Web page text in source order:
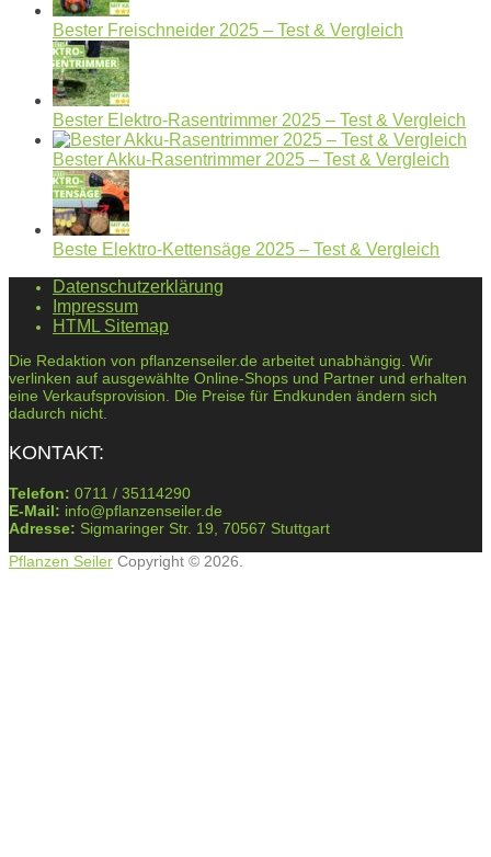
Bester Freischneider 2025 – Test & Vergleich
Bester Elektro-Rasentrimmer 2025 – Test & Vergleich
Bester Akku-Rasentrimmer 2025 – Test & Vergleich
Beste Elektro-Kettensäge 2025 – Test & Vergleich
Datenschutzerklärung
Impressum
HTML Sitemap
Die Redaktion von pflanzenseiler.de arbeitet unabhängig. Wir
verlinken auf ausgewählte Online-Shops und Partner und erhalten
eine Verkaufsprovision. Die Preise für Endkunden ändern sich
dadurch nicht.
KONTAKT:
Telefon: 0711 / 35114290
E-Mail: info@pflanzenseiler.de
Adresse: Sigmaringer Str. 19, 70567 Stuttgart
Pflanzen Seiler Copyright © 2026.